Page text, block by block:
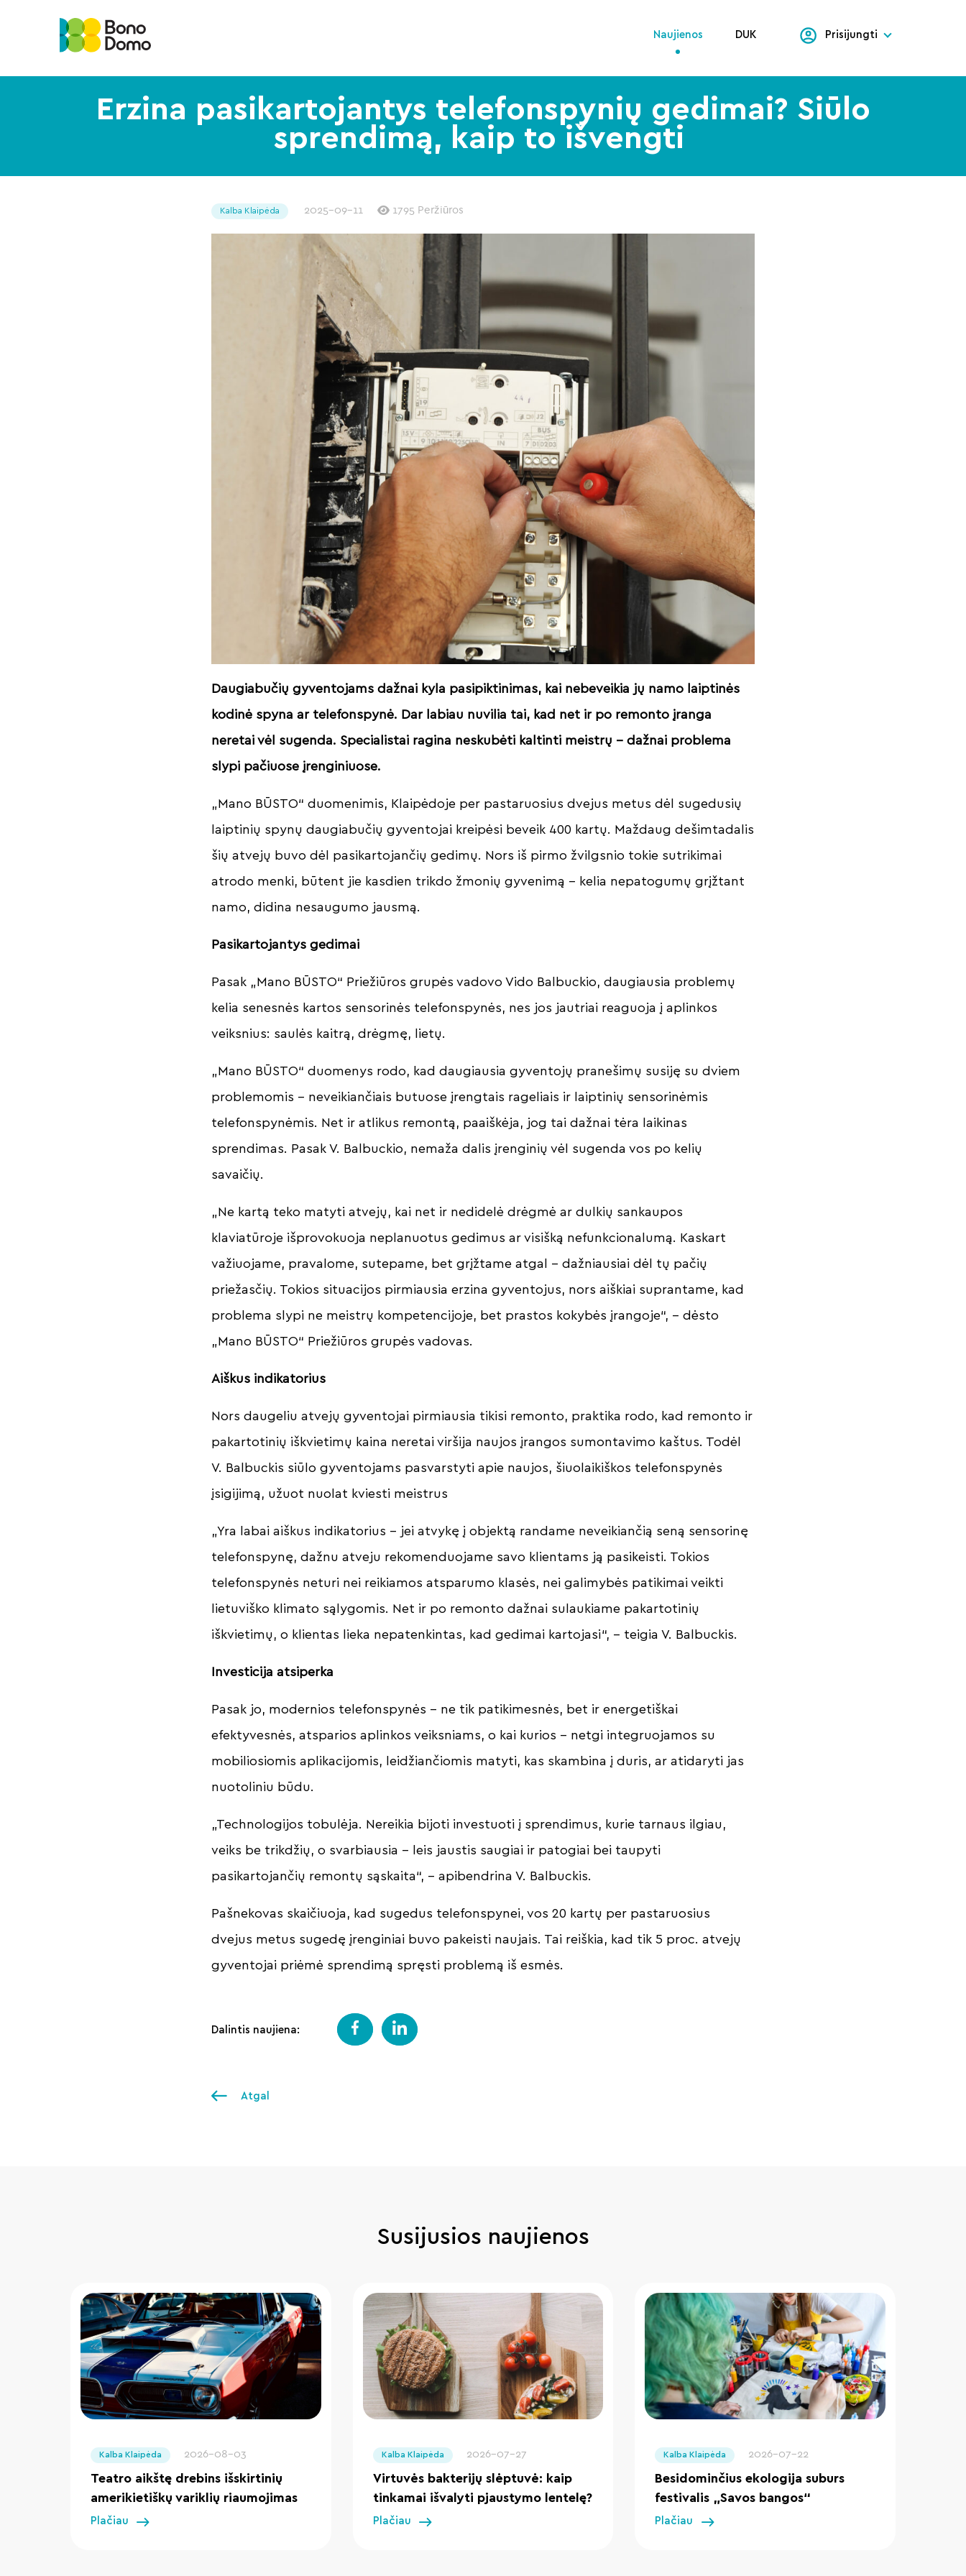
Naujienos DUK Prisijungti
Erzina pasikartojantys telefonspynių gedimai? Siūlo
sprendimą, kaip to išvengti
Kalba Klaipėda 2025-09-11 1795 Peržiūros
Daugiabučių gyventojams dažnai kyla pasipiktinimas, kai nebeveikia jų namo laiptinės
kodinė spyna ar telefonspynė. Dar labiau nuvilia tai, kad net ir po remonto įranga
neretai vėl sugenda. Specialistai ragina neskubėti kaltinti meistrų – dažnai problema
slypi pačiuose įrenginiuose.
„Mano BŪSTO“ duomenimis, Klaipėdoje per pastaruosius dvejus metus dėl sugedusių
laiptinių spynų daugiabučių gyventojai kreipėsi beveik 400 kartų. Maždaug dešimtadalis
šių atvejų buvo dėl pasikartojančių gedimų. Nors iš pirmo žvilgsnio tokie sutrikimai
atrodo menki, būtent jie kasdien trikdo žmonių gyvenimą – kelia nepatogumų grįžtant
namo, didina nesaugumo jausmą.
Pasikartojantys gedimai
Pasak „Mano BŪSTO“ Priežiūros grupės vadovo Vido Balbuckio, daugiausia problemų
kelia senesnės kartos sensorinės telefonspynės, nes jos jautriai reaguoja į aplinkos
veiksnius: saulės kaitrą, drėgmę, lietų.
„Mano BŪSTO“ duomenys rodo, kad daugiausia gyventojų pranešimų susiję su dviem
problemomis – neveikiančiais butuose įrengtais rageliais ir laiptinių sensorinėmis
telefonspynėmis. Net ir atlikus remontą, paaiškėja, jog tai dažnai tėra laikinas
sprendimas. Pasak V. Balbuckio, nemaža dalis įrenginių vėl sugenda vos po kelių
savaičių.
„Ne kartą teko matyti atvejų, kai net ir nedidelė drėgmė ar dulkių sankaupos
klaviatūroje išprovokuoja neplanuotus gedimus ar visišką nefunkcionalumą. Kaskart
važiuojame, pravalome, sutepame, bet grįžtame atgal – dažniausiai dėl tų pačių
priežasčių. Tokios situacijos pirmiausia erzina gyventojus, nors aiškiai suprantame, kad
problema slypi ne meistrų kompetencijoje, bet prastos kokybės įrangoje“, – dėsto
„Mano BŪSTO“ Priežiūros grupės vadovas.
Aiškus indikatorius
Nors daugeliu atvejų gyventojai pirmiausia tikisi remonto, praktika rodo, kad remonto ir
pakartotinių iškvietimų kaina neretai viršija naujos įrangos sumontavimo kaštus. Todėl
V. Balbuckis siūlo gyventojams pasvarstyti apie naujos, šiuolaikiškos telefonspynės
įsigijimą, užuot nuolat kviesti meistrus
„Yra labai aiškus indikatorius – jei atvykę į objektą randame neveikiančią seną sensorinę
telefonspynę, dažnu atveju rekomenduojame savo klientams ją pasikeisti. Tokios
telefonspynės neturi nei reikiamos atsparumo klasės, nei galimybės patikimai veikti
lietuviško klimato sąlygomis. Net ir po remonto dažnai sulaukiame pakartotinių
iškvietimų, o klientas lieka nepatenkintas, kad gedimai kartojasi“, – teigia V. Balbuckis.
Investicija atsiperka
Pasak jo, modernios telefonspynės – ne tik patikimesnės, bet ir energetiškai
efektyvesnės, atsparios aplinkos veiksniams, o kai kurios – netgi integruojamos su
mobiliosiomis aplikacijomis, leidžiančiomis matyti, kas skambina į duris, ar atidaryti jas
nuotoliniu būdu.
„Technologijos tobulėja. Nereikia bijoti investuoti į sprendimus, kurie tarnaus ilgiau,
veiks be trikdžių, o svarbiausia – leis jaustis saugiai ir patogiai bei taupyti
pasikartojančių remontų sąskaita“, – apibendrina V. Balbuckis.
Pašnekovas skaičiuoja, kad sugedus telefonspynei, vos 20 kartų per pastaruosius
dvejus metus sugedę įrenginiai buvo pakeisti naujais. Tai reiškia, kad tik 5 proc. atvejų
gyventojai priėmė sprendimą spręsti problemą iš esmės.
Dalintis naujiena:
Atgal
Susijusios naujienos
Kalba Klaipėda 2026-08-03
Teatro aikštę drebins išskirtinių
amerikietiškų variklių riaumojimas
Plačiau
Kalba Klaipėda 2026-07-27
Virtuvės bakterijų slėptuvė: kaip
tinkamai išvalyti pjaustymo lentelę?
Plačiau
Kalba Klaipėda 2026-07-22
Besidominčius ekologija suburs
festivalis „Savos bangos“
Plačiau